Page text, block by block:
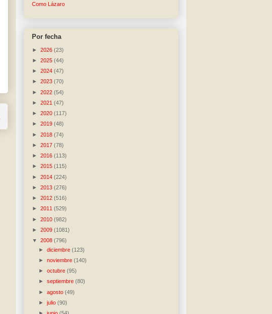
Como Lázaro
Por fecha
► 2026 (23)
► 2025 (44)
► 2024 (47)
► 2023 (70)
► 2022 (54)
► 2021 (47)
► 2020 (117)
► 2019 (48)
► 2018 (74)
► 2017 (78)
► 2016 (113)
► 2015 (115)
► 2014 (224)
► 2013 (276)
► 2012 (516)
► 2011 (529)
► 2010 (982)
► 2009 (1081)
▼ 2008 (796)
►diciembre(123)
►noviembre(140)
►octubre(95)
►septiembre(80)
►agosto(49)
►julio(90)